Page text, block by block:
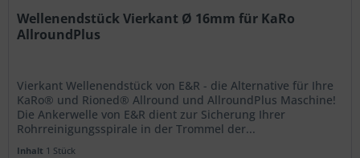
Wellenendstück Vierkant Ø 16mm für KaRo
AllroundPlus
Vierkant Wellenendstück von E&R - die Alternative für Ihre
KaRo® und Rioned® Allround und AllroundPlus Maschine!
Die Ankerwelle von E&R dient zur Sicherung Ihrer
Rohrreinigungsspirale in der Trommel der...
Inhalt 1 Stück